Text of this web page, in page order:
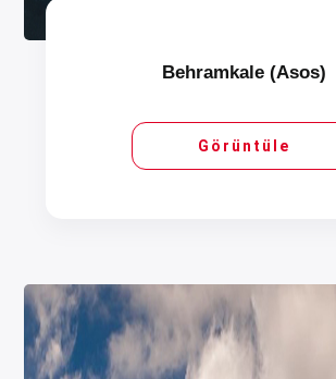
Behramkale (Asos)
Görüntüle